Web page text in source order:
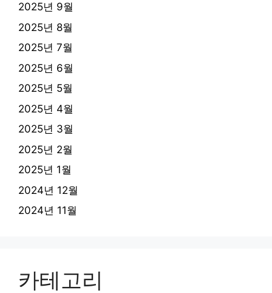
2025년 9월
2025년 8월
2025년 7월
2025년 6월
2025년 5월
2025년 4월
2025년 3월
2025년 2월
2025년 1월
2024년 12월
2024년 11월
카테고리